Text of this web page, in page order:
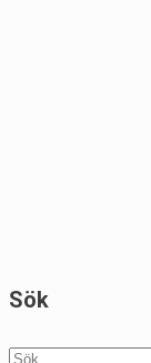
Sök
Sök